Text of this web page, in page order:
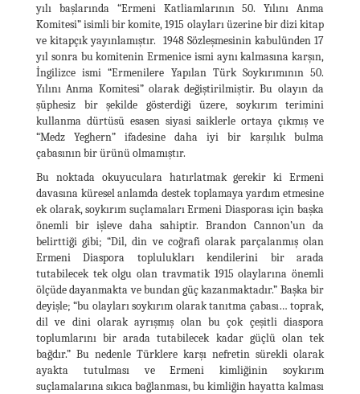
yılı başlarında “Ermeni Katliamlarının 50. Yılını Anma
Komitesi” isimli bir komite, 1915 olayları üzerine bir dizi kitap
ve kitapçık yayınlamıştır. 1948 Sözleşmesinin kabulünden 17
yıl sonra bu komitenin Ermenice ismi aynı kalmasına karşın,
İngilizce ismi “Ermenilere Yapılan Türk Soykırımının 50.
Yılını Anma Komitesi” olarak değiştirilmiştir. Bu olayın da
şüphesiz bir şekilde gösterdiği üzere, soykırım terimini
kullanma dürtüsü esasen siyasi saiklerle ortaya çıkmış ve
“Medz Yeghern” ifadesine daha iyi bir karşılık bulma
çabasının bir ürünü olmamıştır.
Bu noktada okuyuculara hatırlatmak gerekir ki Ermeni
davasına küresel anlamda destek toplamaya yardım etmesine
ek olarak, soykırım suçlamaları Ermeni Diasporası için başka
önemli bir işleve daha sahiptir. Brandon Cannon’un da
belirttiği gibi; “Dil, din ve coğrafi olarak parçalanmış olan
Ermeni Diaspora toplulukları kendilerini bir arada
tutabilecek tek olgu olan travmatik 1915 olaylarına önemli
ölçüde dayanmakta ve bundan güç kazanmaktadır.” Başka bir
deyişle; “bu olayları soykırım olarak tanıtma çabası… toprak,
dil ve dini olarak ayrışmış olan bu çok çeşitli diaspora
toplumlarını bir arada tutabilecek kadar güçlü olan tek
bağdır.” Bu nedenle Türklere karşı nefretin sürekli olarak
ayakta tutulması ve Ermeni kimliğinin soykırım
suçlamalarına sıkıca bağlanması, bu kimliğin hayatta kalması